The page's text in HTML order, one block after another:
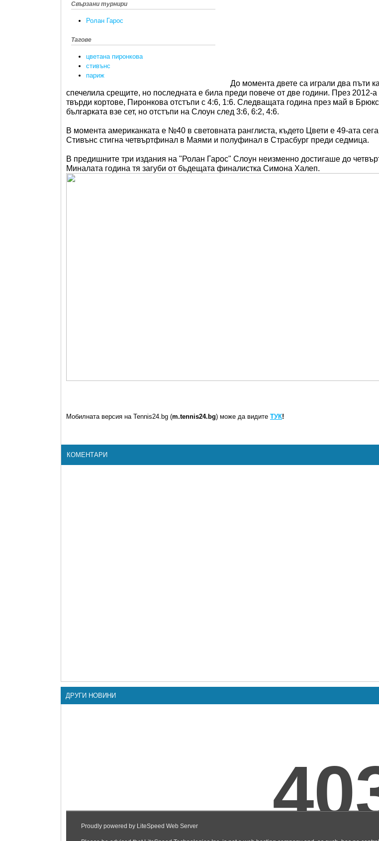
Свързани турнири
Ролан Гарос
Тагове
цветана пиронкова
стивънс
париж
До момента двете са играли два пъти
спечелила срещите, но последната е била преди повече от две години. През 2012-
твърди кортове, Пиронкова отстъпи с 4:6, 1:6. Следващата година през май в
българката взе сет, но отстъпи на Слоун след 3:6, 6:2, 4:6.
В момента американката е №40 в световната ранглиста, където Цвети е 49-ата
Стивънс стигна четвъртфинал в Маями и полуфинал в Страсбург преди седмица.
В предишните три издания на "Ролан Гарос" Слоун неизменно достигаше до
Миналата година тя загуби от бъдещата финалистка Симона Халеп.
Мобилната версия на Tennis24.bg (m.tennis24.bg) може да видите ТУК!
КОМЕНТАРИ
ДРУГИ НОВИНИ